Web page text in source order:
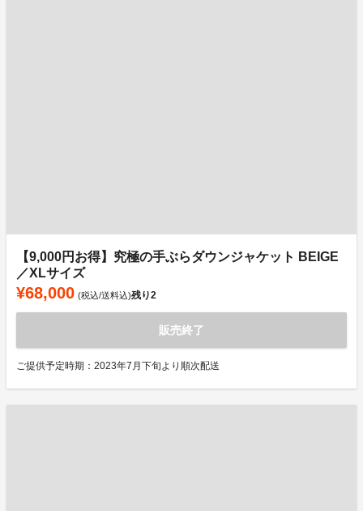
【9,000円お得】究極の手ぶらダウンジャケット BEIGE
／XLサイズ
¥68,000 (税込/送料込)残り2
販売終了
ご提供予定時期：2023年7月下旬より順次配送